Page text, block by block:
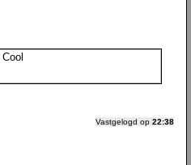
Vastgelogd op 22:38